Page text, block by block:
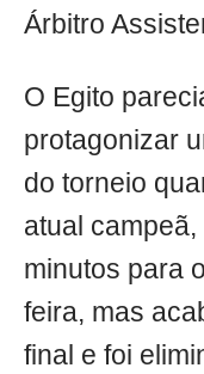
Árbitro
O Egito
protagonizar
do torneio
atual
minutos para
feira, mas
final e foi